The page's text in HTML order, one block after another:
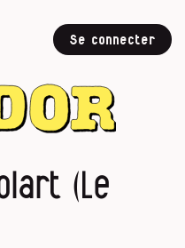
Se connecter
(Le